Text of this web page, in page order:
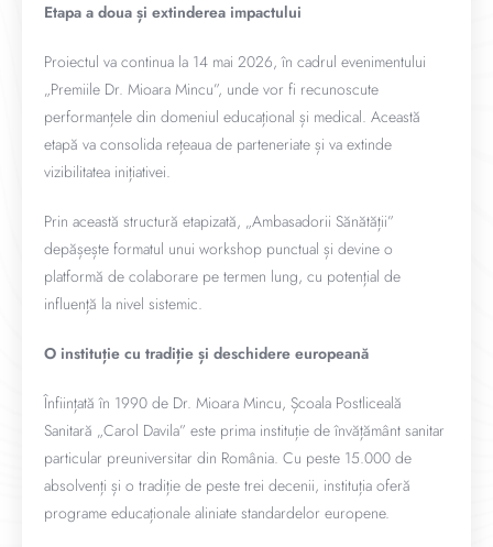
Etapa a doua și extinderea impactului
Proiectul va continua la 14 mai 2026, în cadrul evenimentului
„Premiile Dr. Mioara Mincu”, unde vor fi recunoscute
performanțele din domeniul educațional și medical. Această
etapă va consolida rețeaua de parteneriate și va extinde
vizibilitatea inițiativei.
Prin această structură etapizată, „Ambasadorii Sănătății”
depășește formatul unui workshop punctual și devine o
platformă de colaborare pe termen lung, cu potențial de
influență la nivel sistemic.
O instituție cu tradiție și deschidere europeană
Înființată în 1990 de Dr. Mioara Mincu, Școala Postliceală
Sanitară „Carol Davila” este prima instituție de învățământ sanitar
particular preuniversitar din România. Cu peste 15.000 de
absolvenți și o tradiție de peste trei decenii, instituția oferă
programe educaționale aliniate standardelor europene.